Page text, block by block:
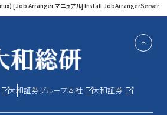
[Job Arranger マニュアル] Install JobArrangerServer
大和証券グループ本社 大和証券